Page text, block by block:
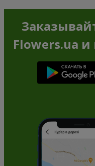
Flowers.ua